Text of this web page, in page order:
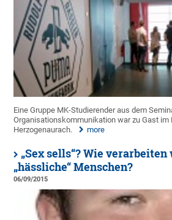
Eine Gruppe MK-Studierender aus dem
Organisationskommunikation war zu Gast im
Herzogenaurach.
more
„Sex sells“? Wie verarbeiten
„hässliche“ Menschen?
06/09/2015